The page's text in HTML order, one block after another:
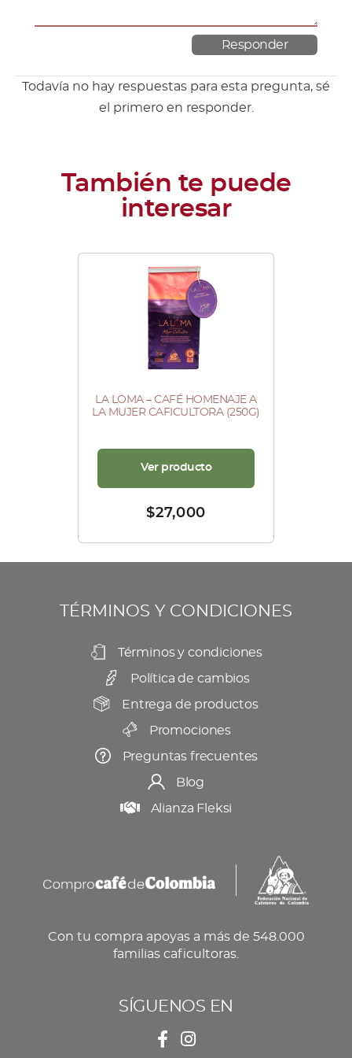
Todavía no hay respuestas para esta pregunta, sé
el primero en responder.
LA LOMA – CAFÉ HOMENAJE A
LA MUJER CAFICULTORA (250G)
$27,000
Ver producto
TÉRMINOS Y CONDICIONES
Términos y condiciones
Política de cambios
Entrega de productos
Promociones
Preguntas frecuentes
Blog
Alianza Fleksi
Con tu compra apoyas a más de 548.000
familias caficultoras.
SÍGUENOS EN